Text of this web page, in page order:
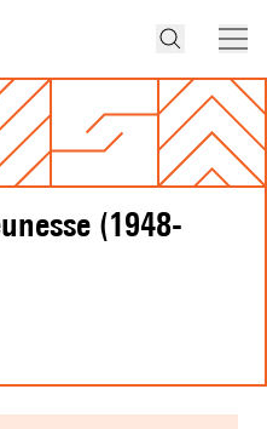
(1948-